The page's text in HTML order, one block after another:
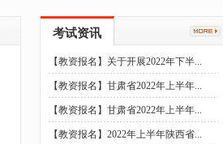
考试资讯
【教资报名】关于开展2022年下半...
【教资报名】甘肃省2022年上半年...
【教资报名】甘肃省2022年上半年...
【教资报名】2022年上半年陕西省...